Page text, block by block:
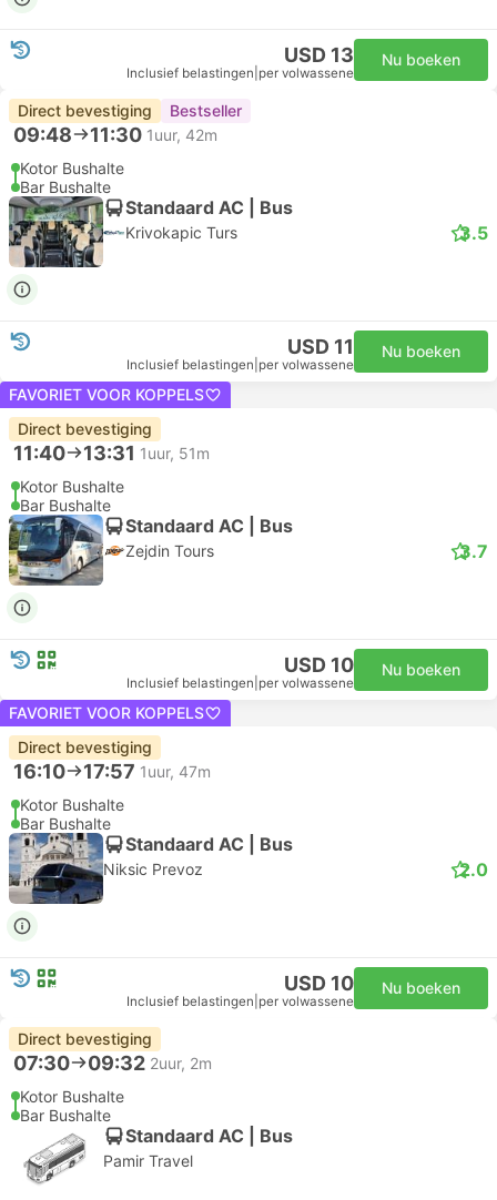
USD 13
Inclusief belastingen per volwassene
Nu boeken
Direct bevestiging Bestseller
09:48 11:30 1uur, 42m
Kotor Bushalte
Bar Bushalte
Standaard AC | Bus
Krivokapic Turs 3.5
USD 11
Inclusief belastingen per volwassene
Nu boeken
FAVORIET VOOR KOPPELS
Direct bevestiging
11:40 13:31 1uur, 51m
Kotor Bushalte
Bar Bushalte
Standaard AC | Bus
Zejdin Tours 3.7
USD 10
Inclusief belastingen per volwassene
Nu boeken
FAVORIET VOOR KOPPELS
Direct bevestiging
16:10 17:57 1uur, 47m
Kotor Bushalte
Bar Bushalte
Standaard AC | Bus
Niksic Prevoz 2.0
USD 10
Inclusief belastingen per volwassene
Nu boeken
Direct bevestiging
07:30 09:32 2uur, 2m
Kotor Bushalte
Bar Bushalte
Standaard AC | Bus
Pamir Travel